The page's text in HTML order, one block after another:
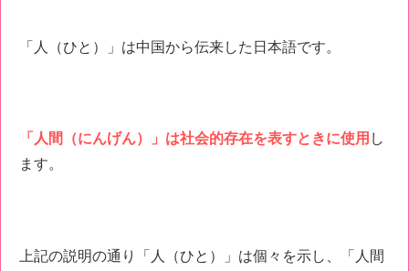
「人（ひと）」は中国から伝来した日本語です。
「人間（にんげん）」は社会的存在を表すときに使用 し
ます。
上記の説明の通り「人（ひと）」は個々を示し、「人間